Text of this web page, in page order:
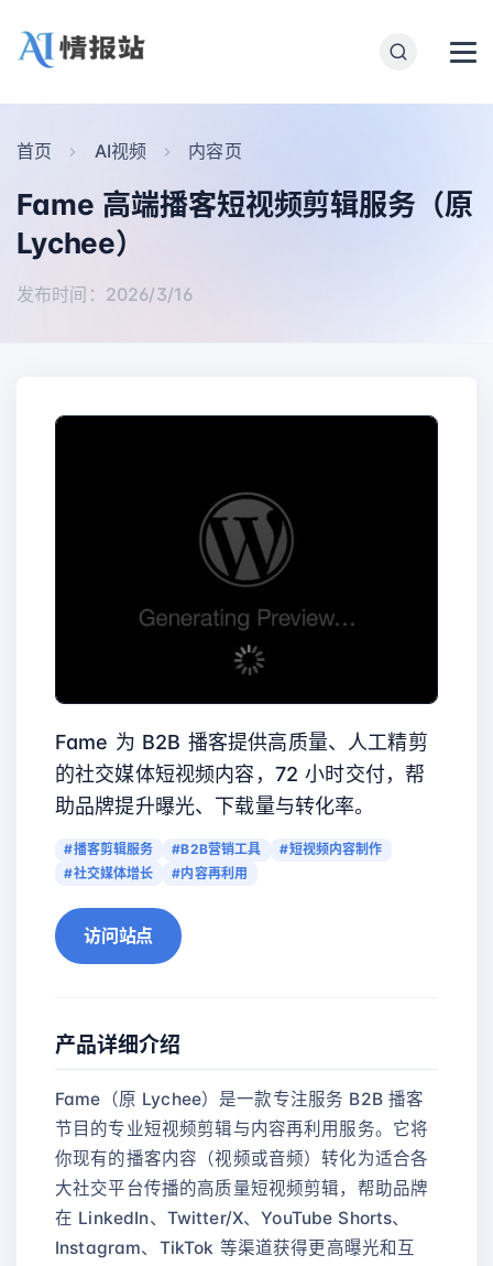
首页 AI视频 内容页
Fame 高端播客短视频剪辑服务（原
Lychee）
发布时间：2026/3/16
Fame 为 B2B 播客提供高质量、人工精剪
的社交媒体短视频内容，72 小时交付，帮
助品牌提升曝光、下载量与转化率。
#播客剪辑服务 #B2B营销工具
#短视频内容制作
#社交媒体增长
#内容再利用
访问站点
产品详细介绍
Fame（原 Lychee）是一款专注服务 B2B 播客
节目的专业短视频剪辑与内容再利用服务。它将
你现有的播客内容（视频或音频）转化为适合各
大社交平台传播的高质量短视频剪辑，帮助品牌
在 LinkedIn、Twitter/X、YouTube Shorts、
Instagram、TikTok 等渠道获得更高曝光和互